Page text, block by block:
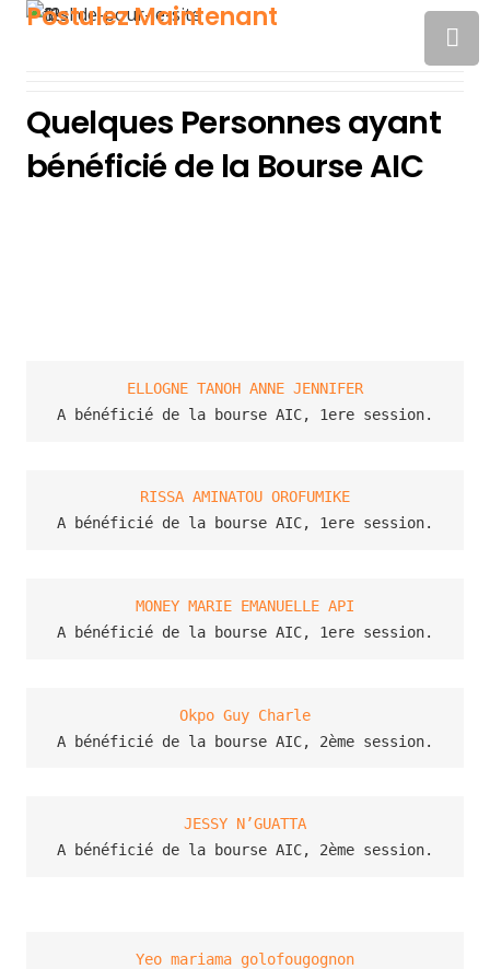
Postulez Maintenant
Quelques Personnes ayant
bénéficié de la Bourse AIC
ELLOGNE TANOH ANNE JENNIFER
A bénéficié de la bourse AIC, 1ere session.
RISSA AMINATOU OROFUMIKE
A bénéficié de la bourse AIC, 1ere session.
MONEY MARIE EMANUELLE API
A bénéficié de la bourse AIC, 1ere session.
Okpo Guy Charle
A bénéficié de la bourse AIC, 2ème session.
JESSY N’GUATTA
A bénéficié de la bourse AIC, 2ème session.
Yeo mariama golofougognon